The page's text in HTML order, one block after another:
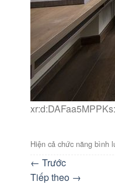
Hiện cả chức năng bình
← Trước
Tiếp theo →